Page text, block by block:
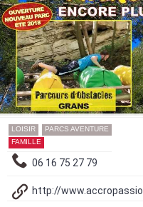
LOISIR
PARCS AVENTURE
FAMILLE
06 16 75 27 79
http://